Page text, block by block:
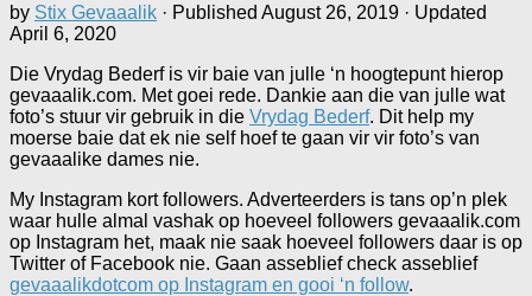
by Stix Gevaaalik · Published August 26, 2019 · Updated
April 6, 2020
Die Vrydag Bederf is vir baie van julle ‘n hoogtepunt hierop
gevaaalik.com. Met goei rede. Dankie aan die van julle wat
foto’s stuur vir gebruik in die Vrydag Bederf. Dit help my
moerse baie dat ek nie self hoef te gaan vir vir foto’s van
gevaaalike dames nie.
My Instagram kort followers. Adverteerders is tans op’n plek
waar hulle almal vashak op hoeveel followers gevaaalik.com
op Instagram het, maak nie saak hoeveel followers daar is op
Twitter of Facebook nie. Gaan asseblief check asseblief
gevaaalikdotcom op Instagram en gooi ‘n follow.